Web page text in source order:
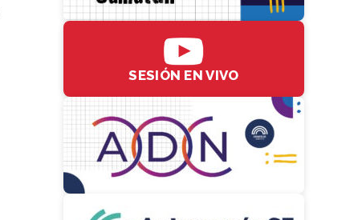
SESIÓN EN VIVO